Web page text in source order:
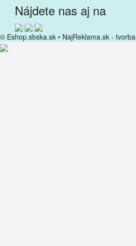
Nájdete nas aj na
© Eshop.sbska.sk • NajReklama.sk -